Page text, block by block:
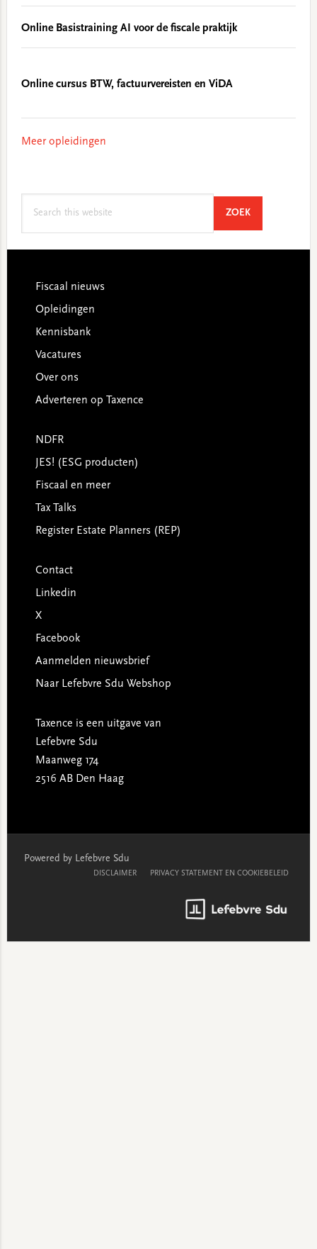
Online Basistraining AI voor de fiscale praktijk
Online cursus BTW, factuurvereisten en ViDA
Meer opleidingen
ZOEKSEARCH
Footer
Fiscaal nieuws
Opleidingen
Kennisbank
Vacatures
Over ons
Adverteren op Taxence
NDFR
JES! (ESG producten)
Fiscaal en meer
Tax Talks
Register Estate Planners (REP)
Contact
Linkedin
X
Facebook
Aanmelden nieuwsbrief
Naar Lefebvre Sdu Webshop
Taxence is een uitgave van
Lefebvre Sdu
Maanweg 174
2516 AB Den Haag
Powered by Lefebvre Sdu
DISCLAIMER PRIVACY STATEMENT EN COOKIEBELEID